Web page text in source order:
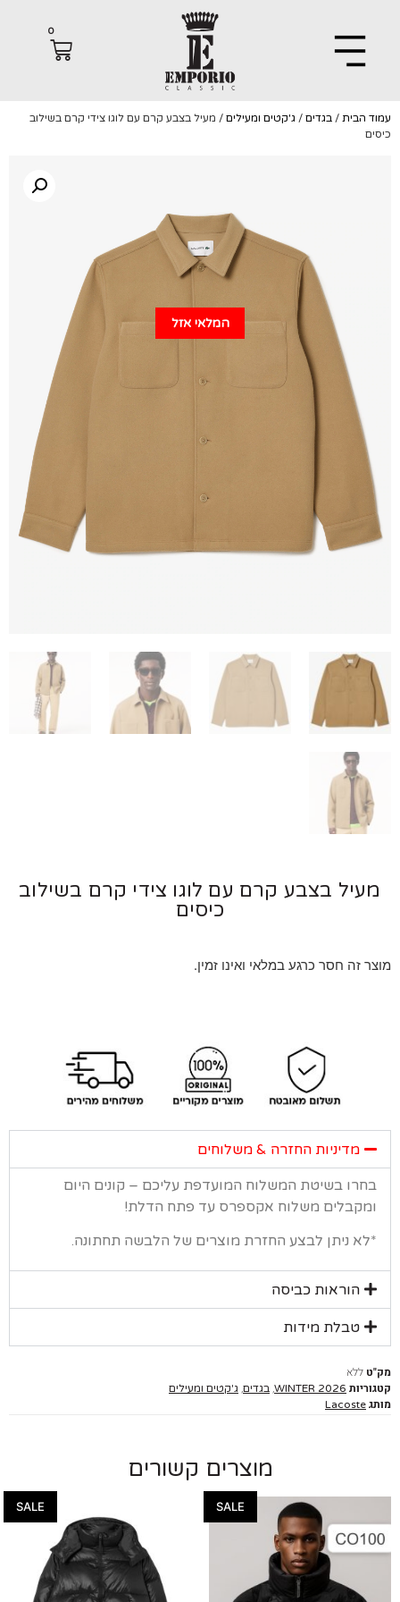
הבית/בגדים/ג'קטים ומעילים/ מעיל בצבע קרם עם לוגו צידי קרם בשילוב
בצבע קרם עם לוגו צידי קרם בשילוב
כיסים
זה חסר כרגע במלאי ואינו זמין.
מדיניות החזרה & משלוחים
בשיטת המשלוח המועדפת עליכם – קונים היום
משלוח אקספרס עד פתח הדלת!
ניתן לבצע החזרת מוצרים של הלבשה תחתונה.
הוראות כביסה
טבלת מידות
ללא
WINTER 2026
,בגדים, ג'קטים ומעילים
Lacoste
המלאי אזל
מוצרים קשורים